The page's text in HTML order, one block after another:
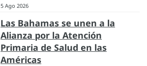
5 Ago 2026
Las Bahamas se unen a la
Alianza por la Atención
Primaria de Salud en las
Américas